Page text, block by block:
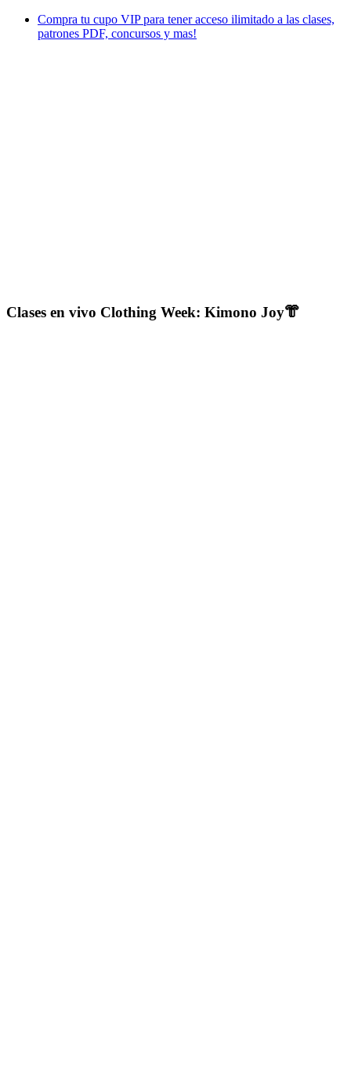
Compra tu cupo VIP para tener acceso ilimitado a las clases,
patrones PDF, concursos y mas!
Clases en vivo Clothing Week: Kimono Joy👘